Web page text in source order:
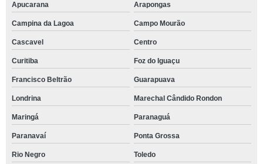
Apucarana
Arapongas
Campina da Lagoa Campo Mourão
Cascavel Centro
Curitiba Foz do Iguaçu
Francisco Beltrão Guarapuava
Londrina Marechal Cândido Rondon
Maringá Paranaguá
Paranavaí Ponta Grossa
Rio Negro Toledo